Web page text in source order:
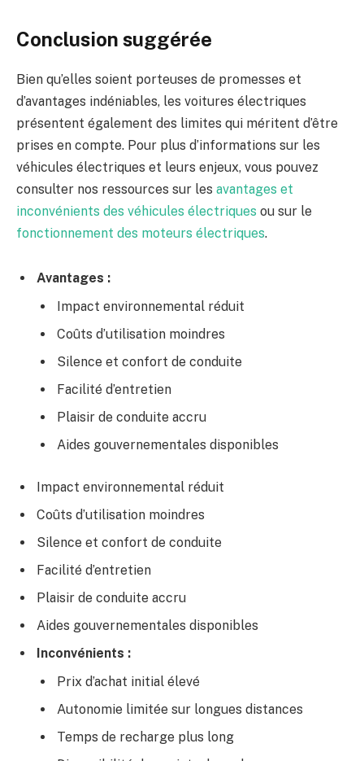
Conclusion suggérée
Bien qu’elles soient porteuses de promesses et
d’avantages indéniables, les voitures électriques
présentent également des limites qui méritent d’être
prises en compte. Pour plus d’informations sur les
véhicules électriques et leurs enjeux, vous pouvez
consulter nos ressources sur les avantages et
inconvénients des véhicules électriques ou sur le
fonctionnement des moteurs électriques.
Avantages :
Impact environnemental réduit
Coûts d’utilisation moindres
Silence et confort de conduite
Facilité d’entretien
Plaisir de conduite accru
Aides gouvernementales disponibles
Impact environnemental réduit
Coûts d’utilisation moindres
Silence et confort de conduite
Facilité d’entretien
Plaisir de conduite accru
Aides gouvernementales disponibles
Inconvénients :
Prix d’achat initial élevé
Autonomie limitée sur longues distances
Temps de recharge plus long